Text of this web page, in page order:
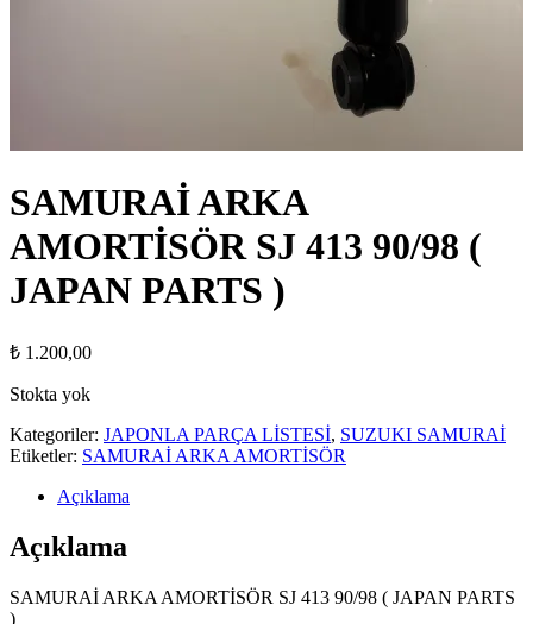
SAMURAİ ARKA
AMORTİSÖR SJ 413 90/98 (
JAPAN PARTS )
₺ 1.200,00
Stokta yok
Kategoriler: JAPONLA PARÇA LİSTESİ, SUZUKI SAMURAİ
Etiketler: SAMURAİ ARKA AMORTİSÖR
Açıklama
Açıklama
SAMURAİ ARKA AMORTİSÖR SJ 413 90/98 ( JAPAN PARTS
)